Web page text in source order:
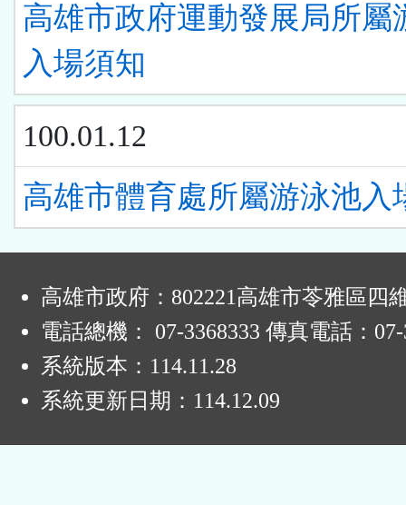
高雄市政府運動發展局所屬
入場須知
100.01.12
高雄市體育處所屬游泳池入
高雄市政府：802221高雄市苓雅區四
電話總機： 07-3368333 傳真電話：07-
系統版本： 114.11.28
系統更新日期： 114.12.09